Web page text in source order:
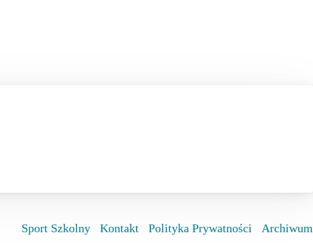
Sport Szkolny Kontakt Polityka Prywatności Archiwum